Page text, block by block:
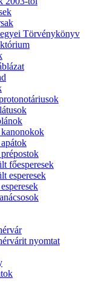
Törvénykönyv
főesperesek
esperesek
nyomtat